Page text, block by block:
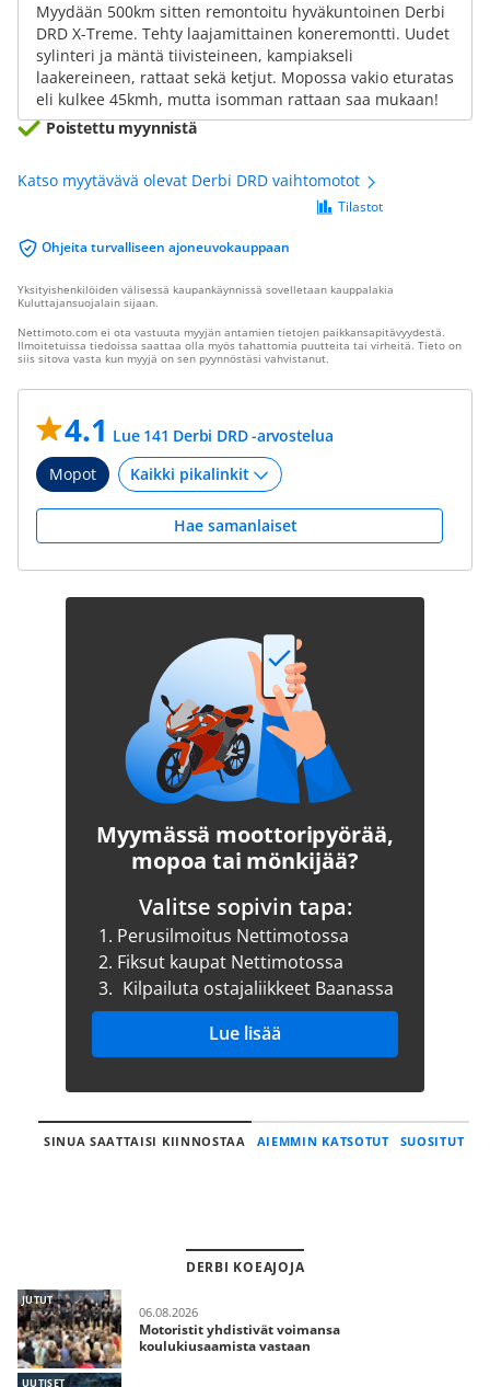
Myydään 500km sitten remontoitu hyväkuntoinen Derbi
DRD X-Treme. Tehty laajamittainen koneremontti. Uudet
sylinteri ja mäntä tiivisteineen, kampiakseli
laakereineen, rattaat sekä ketjut. Mopossa vakio eturatas
eli kulkee 45kmh, mutta isomman rattaan saa mukaan!
Poistettu myynnistä
Katso myytävävä olevat Derbi DRD vaihtomotot
Ohjeita turvalliseen ajoneuvokauppaan
Tilastot
Yksityishenkilöiden välisessä kaupankäynnissä sovelletaan kauppalakia
Kuluttajansuojalain sijaan.
Nettimoto.com ei ota vastuuta myyjän antamien tietojen paikkansapitävyydestä.
Ilmoitetuissa tiedoissa saattaa olla myös tahattomia puutteita tai virheitä. Tieto on
siis sitova vasta kun myyjä on sen pyynnöstäsi vahvistanut.
4.1 Lue 141 Derbi DRD -arvostelua
Mopot
Hae samanlaiset
Myymässä moottoripyörää,
mopoa tai mönkijää?
Valitse sopivin tapa:
1. Perusilmoitus Nettimotossa
2. Fiksut kaupat Nettimotossa
3. Kilpailuta ostajaliikkeet Baanassa
Lue lisää
SINUA SAATTAISI KIINNOSTAA AIEMMIN KATSOTUT SUOSITUT
DERBI KOEAJOJA
JUTUT
06.08.2026
Motoristit yhdistivät voimansa
koulukiusaamista vastaan
UUTISET